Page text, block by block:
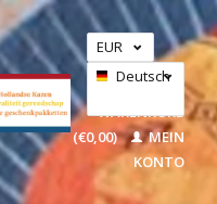
EUR
GBPDeutsch
Nederlands
IHR
WARENKORB
(€0,00)
MEIN
KONTO